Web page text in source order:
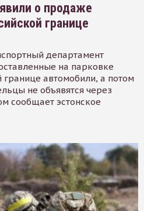
о продаже
границе
департамент
на парковке
автомобили, а потом
не объявятся через
сообщает эстонское